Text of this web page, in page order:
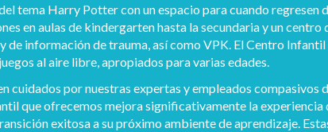
tema Harry Potter con un espacio para cuando regresen
en aulas de kindergarten hasta la secundaria y un
de información de trauma, así como VPK. El Centro
al aire libre, apropiados para varias edades.
cuidados por nuestras expertas y empleados compasivos
que ofrecemos mejora significativamente la experiencia
exitosa a su próximo ambiente de aprendizaje.